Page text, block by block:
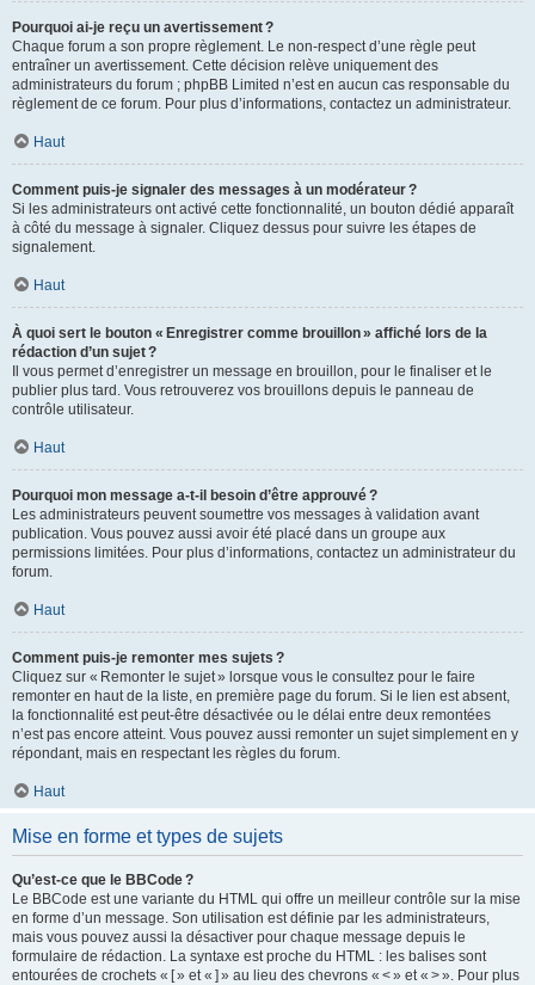
Pourquoi ai-je reçu un avertissement ?
Chaque forum a son propre règlement. Le non-respect d’une règle peut
entraîner un avertissement. Cette décision relève uniquement des
administrateurs du forum ; phpBB Limited n’est en aucun cas responsable du
règlement de ce forum. Pour plus d’informations, contactez un administrateur.
Haut
Comment puis-je signaler des messages à un modérateur ?
Si les administrateurs ont activé cette fonctionnalité, un bouton dédié apparaît
à côté du message à signaler. Cliquez dessus pour suivre les étapes de
signalement.
Haut
À quoi sert le bouton « Enregistrer comme brouillon » affiché lors de la
rédaction d’un sujet ?
Il vous permet d’enregistrer un message en brouillon, pour le finaliser et le
publier plus tard. Vous retrouverez vos brouillons depuis le panneau de
contrôle utilisateur.
Haut
Pourquoi mon message a-t-il besoin d’être approuvé ?
Les administrateurs peuvent soumettre vos messages à validation avant
publication. Vous pouvez aussi avoir été placé dans un groupe aux
permissions limitées. Pour plus d’informations, contactez un administrateur du
forum.
Haut
Comment puis-je remonter mes sujets ?
Cliquez sur « Remonter le sujet » lorsque vous le consultez pour le faire
remonter en haut de la liste, en première page du forum. Si le lien est absent,
la fonctionnalité est peut-être désactivée ou le délai entre deux remontées
n’est pas encore atteint. Vous pouvez aussi remonter un sujet simplement en y
répondant, mais en respectant les règles du forum.
Haut
Mise en forme et types de sujets
Qu’est-ce que le BBCode ?
Le BBCode est une variante du HTML qui offre un meilleur contrôle sur la mise
en forme d’un message. Son utilisation est définie par les administrateurs,
mais vous pouvez aussi la désactiver pour chaque message depuis le
formulaire de rédaction. La syntaxe est proche du HTML : les balises sont
entourées de crochets « [ » et « ] » au lieu des chevrons « < » et « > ». Pour plus